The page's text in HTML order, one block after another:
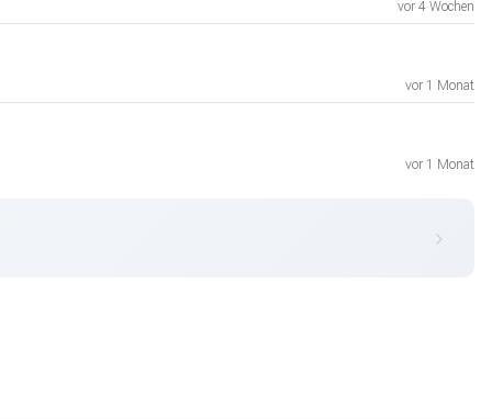
vor 4 Wochen
vor 1 Monat
vor 1 Monat